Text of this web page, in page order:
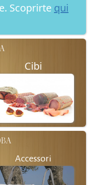
Scoprirte qui
Cibi
Accessori